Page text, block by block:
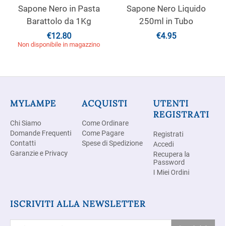
Sapone Nero in Pasta
Barattolo da 1Kg
€12.80
Non disponibile in magazzino
Sapone Nero Liquido
250ml in Tubo
€4.95
MYLAMPE
Chi Siamo
Domande Frequenti
Contatti
Garanzie e Privacy
ACQUISTI
Come Ordinare
Come Pagare
Spese di Spedizione
UTENTI
REGISTRATI
Registrati
Accedi
Recupera la
Password
I Miei Ordini
ISCRIVITI ALLA NEWSLETTER